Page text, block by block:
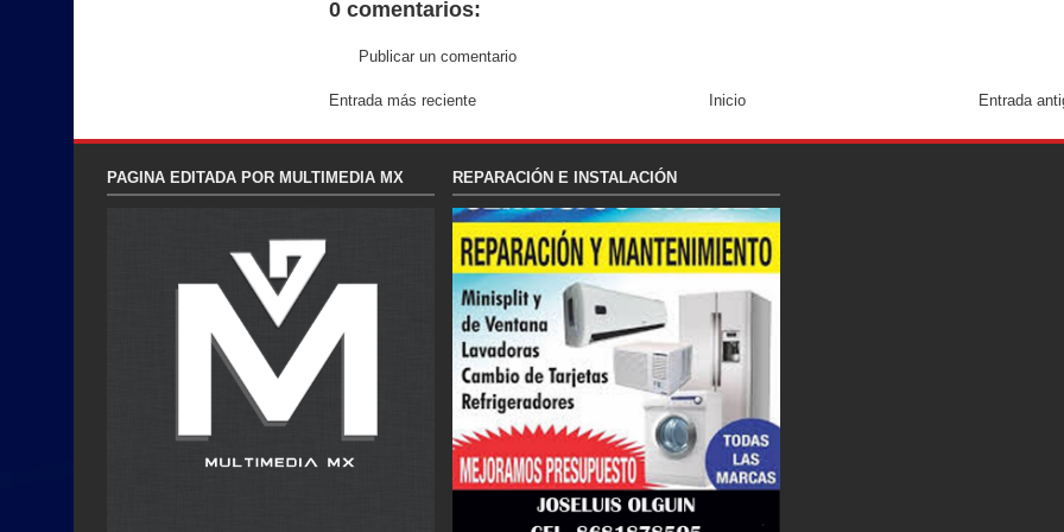
0 comentarios:
Publicar un comentario
Entrada más reciente Entrada
Inicio
PAGINA EDITADA POR MULTIMEDIA MX REPARACIÓN E INSTALACIÓN